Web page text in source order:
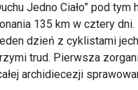
Jedno Ciało” pod
135 km w cztery
dzień z cyklistami
trud. Pierwsza
archidiecezji